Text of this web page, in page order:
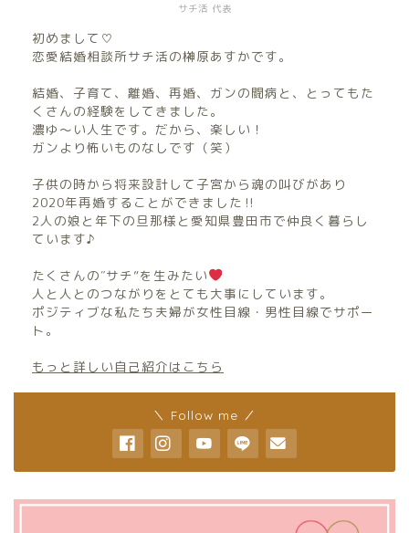
サチ活 代表
初めまして♡
恋愛結婚相談所サチ活の榊原あすかです。
結婚、子育て、離婚、再婚、ガンの闘病と、とってもた
くさんの経験をしてきました。
濃ゆ〜い人生です。だから、楽しい！
ガンより怖いものなしです（笑）
子供の時から将来設計して子宮から魂の叫びがあり
2020年再婚することができました‼︎
2人の娘と年下の旦那様と愛知県豊田市で仲良く暮らし
ています♪
たくさんの″サチ”を生みたい
人と人とのつながりをとても大事にしています。
ポジティブな私たち夫婦が女性目線・男性目線でサポー
ト。
もっと詳しい自己紹介はこちら
＼ Follow me ／